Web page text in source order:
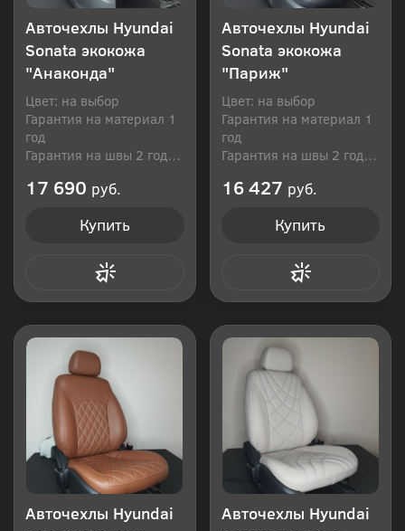
Авточехлы Hyundai
Sonata экокожа
"Анаконда"
Цвет: на выбор
Гарантия на материал 1
год
Гарантия на швы 2 года
17 690 руб.
Купить
Авточехлы Hyundai
Sonata экокожа
"Париж"
Цвет: на выбор
Гарантия на материал 1
год
Гарантия на швы 2 года
16 427 руб.
Купить
Авточехлы Hyundai
Авточехлы Hyundai